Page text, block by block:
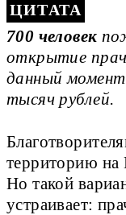
700 человек
открытие
данный
тысяч рублей.
территорию
Но такой
устраивает: